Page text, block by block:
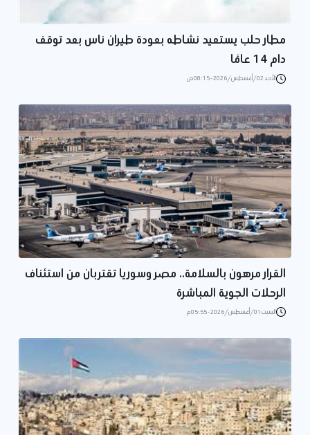
مطار حلب يستعيد نشاطه بعودة طيران ناس بعد توقف
دام 14 عامًا
الأحد 02/أغسطس/2026 - 08:15 ص
القرار مرهون بالسلامة.. مصر وسوريا تقتربان من استئناف
الرحلات الجوية المباشرة
السبت 01/أغسطس/2026 - 05:55 م